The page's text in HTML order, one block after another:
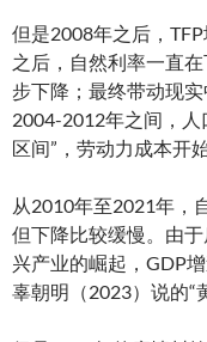
但是2008年之后，
之后，自然利率一直
步下降；最终带动现
2004-2012年之间，
区间”，劳动力成本开
从2010年至2021年，
但下降比较缓慢。由
兴产业的崛起，GDP
辜朝明（2023）说的“